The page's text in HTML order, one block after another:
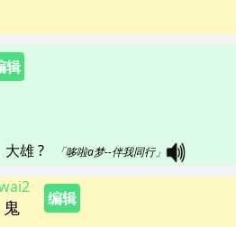
辑
大雄 ?
「哆啦a梦--伴我同行」
鬼
编辑